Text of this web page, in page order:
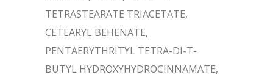
TETRASTEARATE TRIACETATE,
CETEARYL BEHENATE,
PENTAERYTHRITYL TETRA-DI-T-
BUTYL HYDROXYHYDROCINNAMATE,